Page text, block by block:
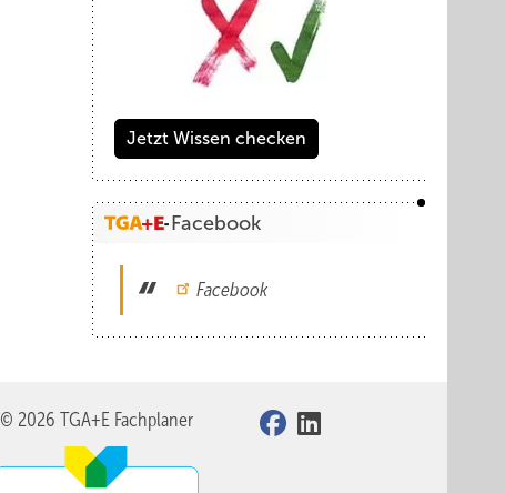
Jetzt Wissen checken
Facebook
Facebook
© 2026 TGA+E Fachplaner